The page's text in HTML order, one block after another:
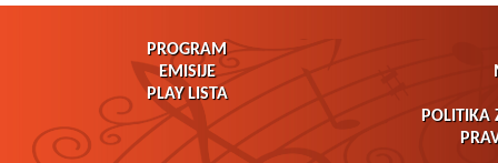
PROGRAM
EMISIJE
PLAY LISTA
POLITIKA